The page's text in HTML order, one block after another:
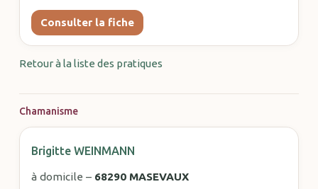
Consulter la fiche
Retour à la liste des pratiques
Chamanisme
Brigitte WEINMANN
à domicile – 68290 MASEVAUX